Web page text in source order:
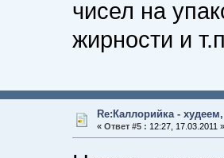
чисел на
жирности и
Re:Каллорийка -
« Ответ #5 : 12:27, 17.03.2011 »